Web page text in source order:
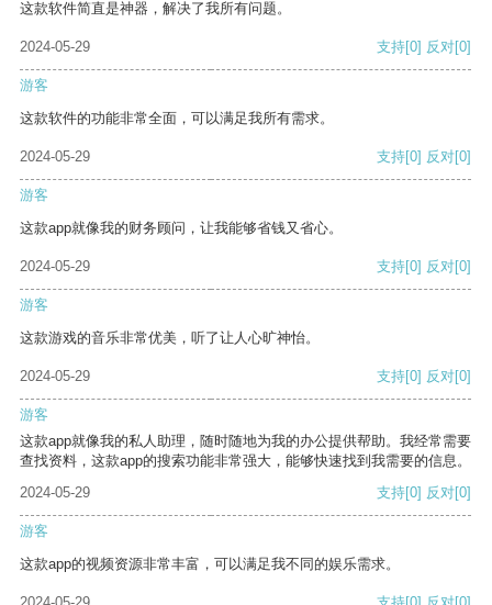
这款软件简直是神器，解决了我所有问题。
2024-05-29 支持[0] 反对[0]
游客
这款软件的功能非常全面，可以满足我所有需求。
2024-05-29 支持[0] 反对[0]
游客
这款app就像我的财务顾问，让我能够省钱又省心。
2024-05-29 支持[0] 反对[0]
游客
这款游戏的音乐非常优美，听了让人心旷神怡。
2024-05-29 支持[0] 反对[0]
游客
这款app就像我的私人助理，随时随地为我的办公提供帮助。我经常需要
查找资料，这款app的搜索功能非常强大，能够快速找到我需要的信息。
2024-05-29
支持[0] 反对[0]
游客
这款app的视频资源非常丰富，可以满足我不同的娱乐需求。